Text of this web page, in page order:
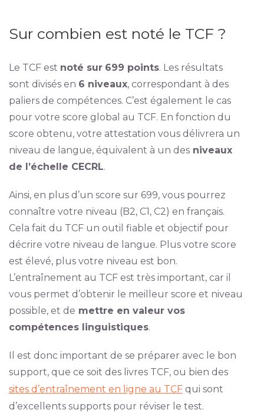
Sur combien est noté le TCF ?
Le TCF est noté sur 699 points. Les résultats
sont divisés en 6 niveaux, correspondant à des
paliers de compétences. C’est également le cas
pour votre score global au TCF. En fonction du
score obtenu, votre attestation vous délivrera un
niveau de langue, équivalent à un desniveaux
de l’échelle CECRL.
Ainsi, en plus d’un score sur 699, vous pourrez
connaître votre niveau (B2, C1, C2) en français.
Cela fait du TCF un outil fiable et objectif pour
décrire votre niveau de langue. Plus votre score
est élevé, plus votre niveau est bon.
L’entraînement au TCF est très important, car il
vous permet d’obtenir le meilleur score et niveau
possible, et de mettre en valeur vos
compétences linguistiques.
Il est donc important de se préparer avec le bon
support, que ce soit des livres TCF, ou bien des
sites d’entraînement en ligne au TCFqui sont
d’excellents supports pour réviser le test.